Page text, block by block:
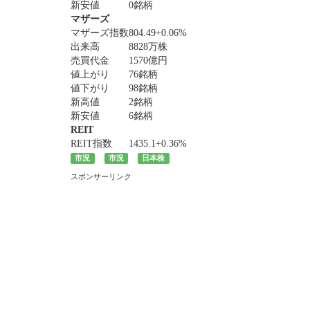
新安値
0銘柄
マザーズ
マザーズ指数804.49+0.06%
出来高
8828万株
売買代金
1570億円
値上がり
76銘柄
値下がり
98銘柄
新高値
2銘柄
新安値
6銘柄
REIT
REIT指数
1435.1+0.36%
市況 市況 日本株
スポンサーリンク